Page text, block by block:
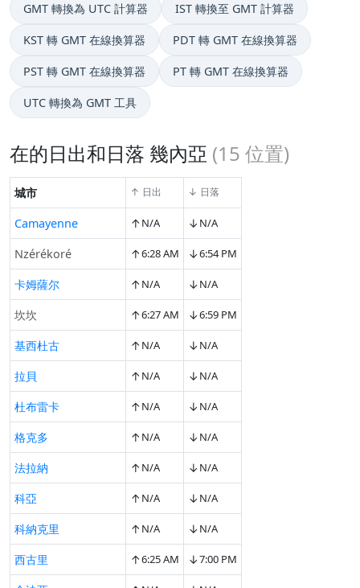
GMT 轉換為 UTC 計算器 IST 轉換至 GMT 計算器
KST 轉 GMT 在線換算器 PDT 轉 GMT 在線換算器
PST 轉 GMT 在線換算器 PT 轉 GMT 在線換算器
UTC 轉換為 GMT 工具
在的日出和日落 幾內亞 (15 位置)
城市 ↑ 日出 ↓ 日落
Camayenne ↑ N/A ↓N/A
Nzérékoré ↑6:28 AM ↓6:54 PM
卡姆薩尔 ↑ N/A ↓N/A
坎坎 ↑6:27 AM ↓6:59 PM
基西杜古 ↑ N/A ↓N/A
拉貝 ↑ N/A ↓N/A
杜布雷卡 ↑ N/A ↓N/A
格克多 ↑ N/A ↓N/A
法拉納 ↑ N/A ↓N/A
科亞 ↑ N/A ↓N/A
科納克里 ↑ N/A ↓N/A
西古里 ↑6:25 AM ↓7:00 PM